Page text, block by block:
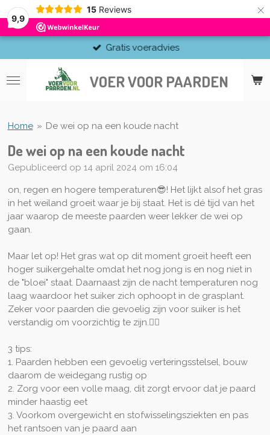
9,9
15 Reviews ×
VOER VOOR PAARDEN
Gratis voeradvies
Home » De wei op na een koude nacht
De wei op na een koude nacht
Gepubliceerd op 14 april 2024 om 16:04
on, regen en hogere temperaturen😎! Het lijkt alsof het gras
in het weiland groeit waar je bij staat. Het is dé tijd van het
jaar waarop de meeste paarden weer lekker de wei op
gaan.
Maar let op! Het gras wat op dit moment groeit heeft een
hoger suikergehalte omdat het nog jong is en nog niet in
de "bloei" staat. Daarnaast zijn de nacht temperaturen nog
laag waardoor het suiker zich ophoopt in de grasplant.
Zeker voor paarden die gevoelig zijn voor suiker is het
verstandig om voorzichtig te zijn.👩‍⚕️
3 tips:
1. Paarden hebben een gevoelig verteringsstelsel, bouw
daarom de weidegang rustig op
2. Zorg voor een volle maag, dit zorgt ervoor dat je paard
minder haastig eet
3. Voorkom overgewicht en stofwisselingsziekten en pas
het rantsoen van je paard aan